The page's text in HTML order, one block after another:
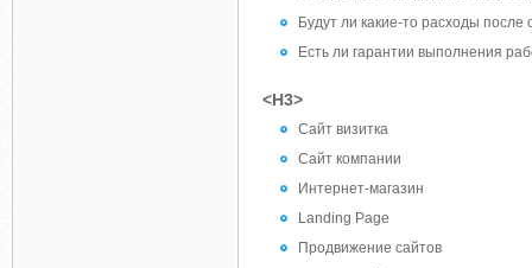
Будут ли какие-то расходы после
Есть ли гарантии выполнения
<H3>
Сайт визитка
Сайт компании
Интернет-магазин
Landing Page
Продвижение сайтов